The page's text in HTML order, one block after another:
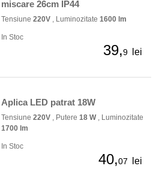
miscare 26cm IP44
Tensiune 220V , Luminozitate 1600 lm
In Stoc
39,9 lei
Aplica LED patrat 18W
Tensiune 220V , Putere 18 W, Luminozitate
1700 lm
In Stoc
40,07 lei